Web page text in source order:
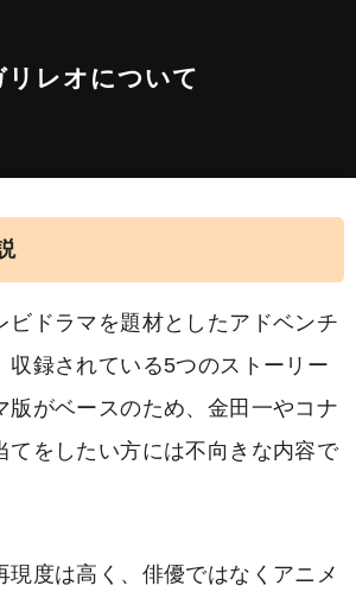
リレオについて
ビドラマを題材としたアドベンチ
収録されている5つのストーリー
版がベースのため、金田一やコナ
てをしたい方には不向きな内容で
現度は高く、俳優ではなくアニメ